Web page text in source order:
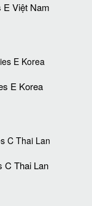
E Việt Nam
E Korea
C Thai Lan